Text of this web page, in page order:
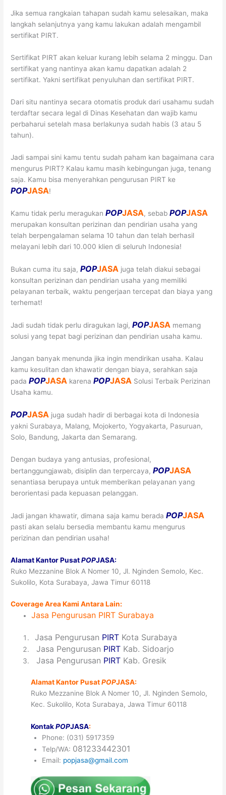
Jika semua rangkaian tahapan sudah kamu selesaikan, maka
langkah selanjutnya yang kamu lakukan adalah mengambil
sertifikat PIRT.
Sertifikat PIRT akan keluar kurang lebih selama 2 minggu. Dan
sertifikat yang nantinya akan kamu dapatkan adalah 2
sertifikat. Yakni sertifikat penyuluhan dan sertifikat PIRT.
Dari situ nantinya secara otomatis produk dari usahamu sudah
terdaftar secara legal di Dinas Kesehatan dan wajib kamu
perbaharui setelah masa berlakunya sudah habis (3 atau 5
tahun).
Jadi sampai sini kamu tentu sudah paham kan bagaimana cara
mengurus PIRT? Kalau kamu masih kebingungan juga, tenang
saja. Kamu bisa menyerahkan pengurusan PIRT ke
POPJASA!
Kamu tidak perlu meragukanPOPJASA, sebabPOPJASA
merupakan konsultan perizinan dan pendirian usaha yang
telah berpengalaman selama 10 tahun dan telah berhasil
melayani lebih dari 10.000 klien di seluruh Indonesia!
Bukan cuma itu saja,POPJASA juga telah diakui sebagai
konsultan perizinan dan pendirian usaha yang memiliki
pelayanan terbaik, waktu pengerjaan tercepat dan biaya yang
terhemat!
Jadi sudah tidak perlu diragukan lagi,POPJASA memang
solusi yang tepat bagi perizinan dan pendirian usaha kamu.
Jangan banyak menunda jika ingin mendirikan usaha. Kalau
kamu kesulitan dan khawatir dengan biaya, serahkan saja
padaPOPJASA karenaPOPJASA Solusi Terbaik Perizinan
Usaha kamu.
POPJASA juga sudah hadir di berbagai kota di Indonesia
yakni Surabaya, Malang, Mojokerto, Yogyakarta, Pasuruan,
Solo, Bandung, Jakarta dan Semarang.
Dengan budaya yang antusias, profesional,
bertanggungjawab, disiplin dan terpercaya,POPJASA
senantiasa berupaya untuk memberikan pelayanan yang
berorientasi pada kepuasan pelanggan.
Jadi jangan khawatir, dimana saja kamu beradaPOPJASA
pasti akan selalu bersedia membantu kamu mengurus
perizinan dan pendirian usaha!
Alamat Kantor PusatPOPJASA:
Ruko Mezzanine Blok A Nomer 10, Jl. Nginden Semolo, Kec.
Sukolilo, Kota Surabaya, Jawa Timur 60118
Coverage Area Kami Antara Lain:
Jasa Pengurusan PIRT Surabaya
1Jasa Pengurusan PIRT Kota Surabaya
2Jasa Pengurusan PIRT Kab. Sidoarjo
3Jasa Pengurusan PIRT Kab. Gresik
Alamat Kantor PusatPOPJASA:
Ruko Mezzanine Blok A Nomer 10, Jl. Nginden Semolo,
Kec. Sukolilo, Kota Surabaya, Jawa Timur 60118
KontakPOPJASA:
Phone: (031) 5917359
Telp/WA: 081233442301
Email: popjasa@gmail.com